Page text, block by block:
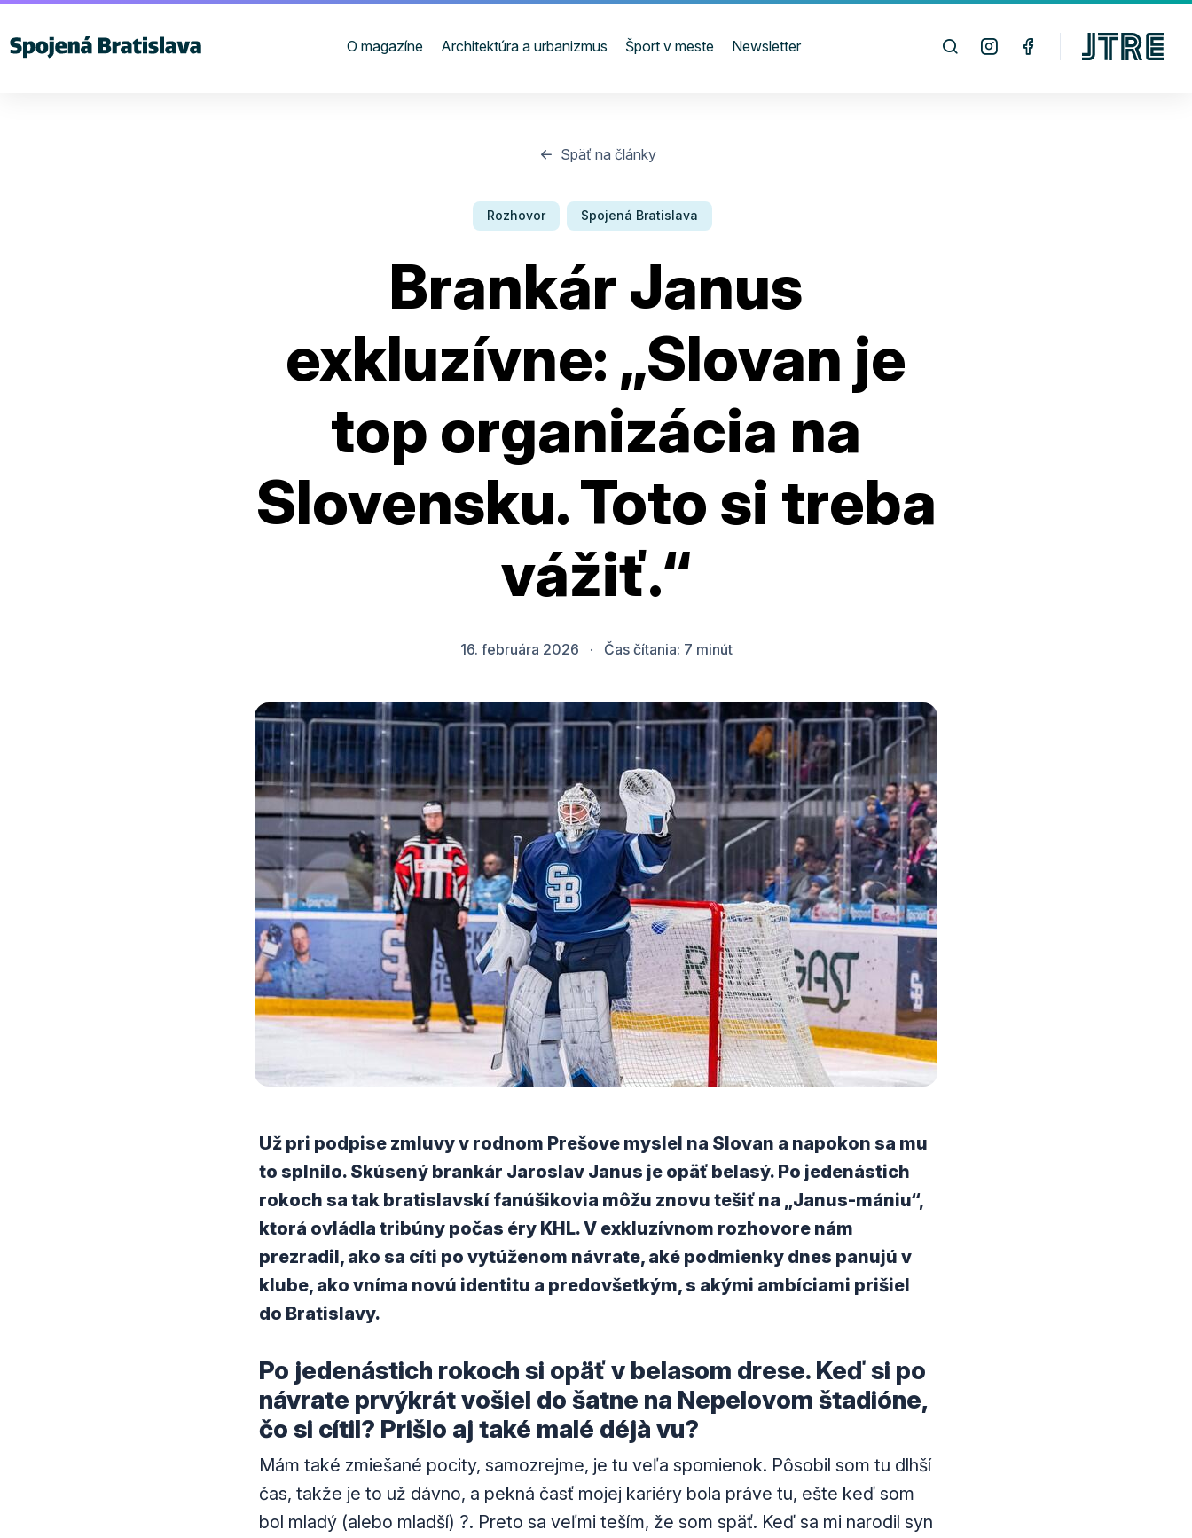
O magazíne Architektúra a urbanizmus Šport v meste Newsletter
Späť na články
Rozhovor Spojená Bratislava
Brankár Janus
exkluzívne: „Slovan je
top organizácia na
Slovensku. Toto si treba
vážiť.“
16. februára 2026 · Čas čítania: 7 minút
Už pri podpise zmluvy v rodnom Prešove myslel na Slovan a napokon sa mu
to splnilo. Skúsený brankár Jaroslav Janus je opäť belasý. Po jedenástich
rokoch sa tak bratislavskí fanúšikovia môžu znovu tešiť na „Janus-mániu“,
ktorá ovládla tribúny počas éry KHL. V exkluzívnom rozhovore nám
prezradil, ako sa cíti po vytúženom návrate, aké podmienky dnes panujú v
klube, ako vníma novú identitu a predovšetkým, s akými ambíciami prišiel
do Bratislavy.
Po jedenástich rokoch si opäť v belasom drese. Keď si po
návrate prvýkrát vošiel do šatne na Nepelovom štadióne,
čo si cítil? Prišlo aj také malé déjà vu?
Mám také zmiešané pocity, samozrejme, je tu veľa spomienok. Pôsobil som tu dlhší
čas, takže je to už dávno, a pekná časť mojej kariéry bola práve tu, ešte keď som
bol mladý (alebo mladší) ?. Preto sa veľmi teším, že som späť. Keď sa mi narodil syn